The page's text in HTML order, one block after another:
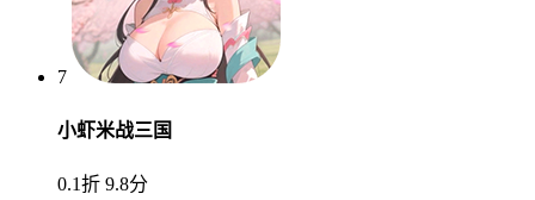
7
小虾米战三国
0.1折 9.8分